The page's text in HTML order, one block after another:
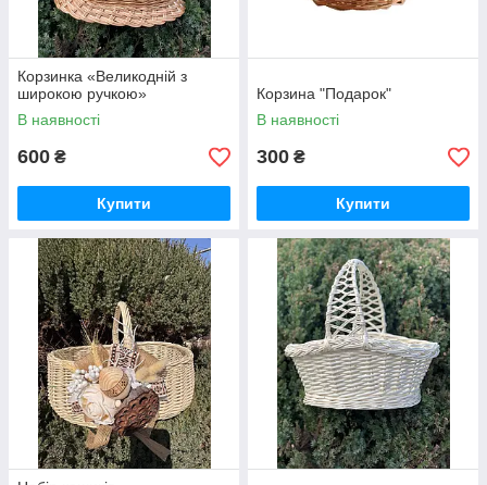
Корзинка «Великодній з
широкою ручкою»
В наявності
600 ₴
Купити
Корзина "Подарок"
В наявності
300 ₴
Купити